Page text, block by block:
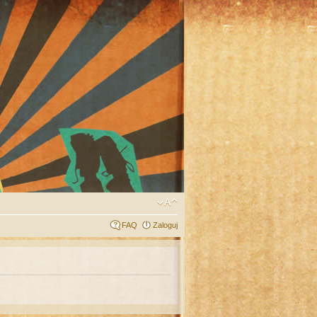
FAQ Zaloguj